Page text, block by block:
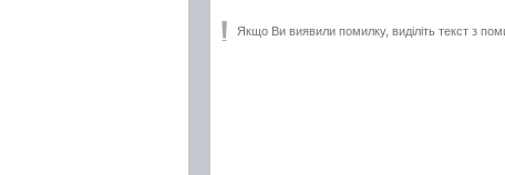
Якщо Ви виявили помилку, виділіть текст з